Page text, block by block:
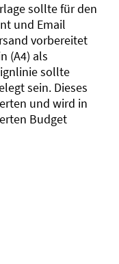
sollte für den
und Email
vorbereitet
(A4) als
sollte
sein. Dieses
und wird in
Budget